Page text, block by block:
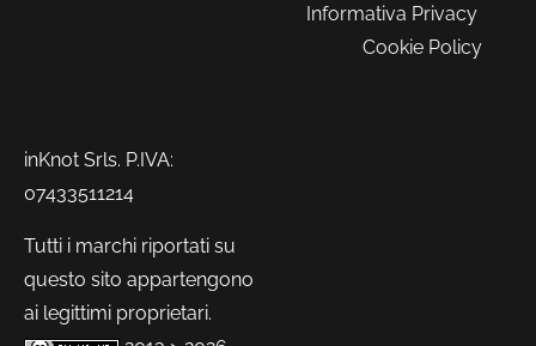
Informativa Privacy
Cookie Policy
inKnot Srls. P.IVA:
07433511214
Tutti i marchi riportati su
questo sito appartengono
ai legittimi proprietari.